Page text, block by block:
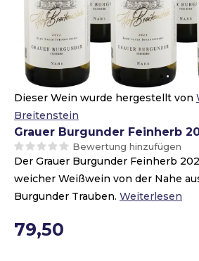
Dieser Wein wurde hergestellt von
Breitenstein
Grauer Burgunder Feinherb
Bewertung hinzufügen
Der Grauer Burgunder Feinherb
weicher Weißwein von der Nahe
Burgunder Trauben. Weiterlesen
79,50